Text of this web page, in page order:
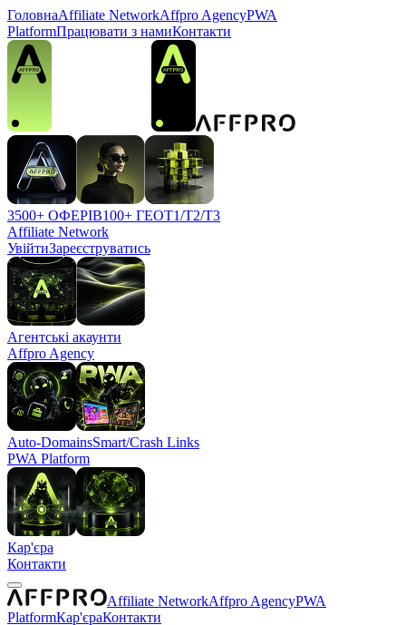
ГоловнаAffiliate NetworkAffpro AgencyPWA
PlatformПрацювати з намиКонтакти
3500+ ОФЕРІВ100+ ГЕОT1/T2/T3
Affiliate Network
УвійтиЗареєструватись
Агентські акаунти
Affpro Agency
Auto-DomainsSmart/Crash Links
PWA Platform
Кар'єра
Контакти
Affiliate NetworkAffpro AgencyPWA
PlatformКар'єраКонтакти